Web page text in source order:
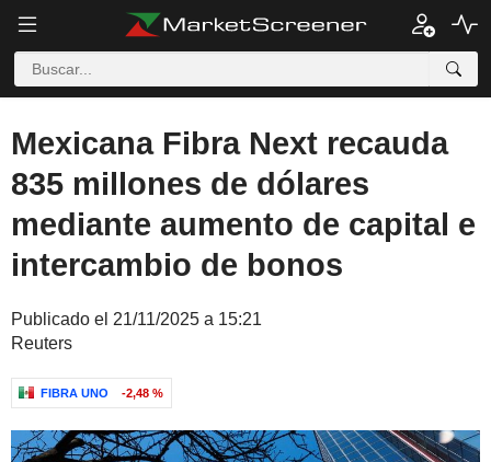
Mexicana Fibra Next recauda
835 millones de dólares
mediante aumento de capital e
intercambio de bonos
Publicado el 21/11/2025 a 15:21
Reuters
FIBRA UNO -2,48 %